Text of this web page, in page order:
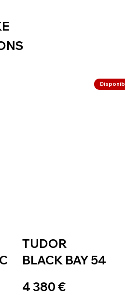
TUDOR
BLACK BAY 54
4 380 €